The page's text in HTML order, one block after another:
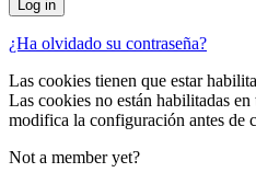
¿Ha olvidado su contraseña?
Las cookies tienen que estar
Las cookies no están habilitadas
modifica la configuración antes de
Not a member yet?